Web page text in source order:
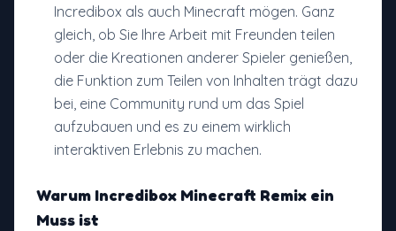
Incredibox als auch Minecraft mögen. Ganz
gleich, ob Sie Ihre Arbeit mit Freunden teilen
oder die Kreationen anderer Spieler genießen,
die Funktion zum Teilen von Inhalten trägt dazu
bei, eine Community rund um das Spiel
aufzubauen und es zu einem wirklich
interaktiven Erlebnis zu machen.
Warum Incredibox Minecraft Remix ein
Muss ist